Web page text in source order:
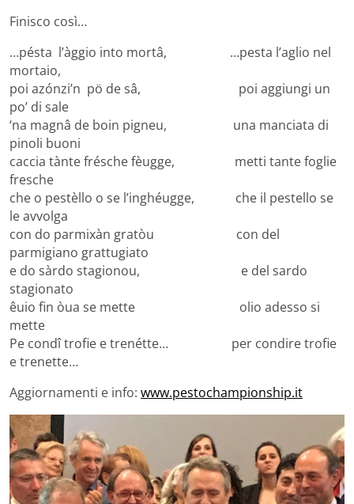
Finisco così…
…pésta l’àggio into mortâ, …pesta l’aglio nel
mortaio,
poi azónzi’n pö de sâ, poi aggiungi un
po’ di sale
‘na magnâ de boin pigneu, una manciata di
pinoli buoni
caccia tànte frésche fèugge, metti tante foglie
fresche
che o pestèllo o se l’inghéugge, che il pestello se
le avvolga
con do parmixàn gratòu con del
parmigiano grattugiato
e do sàrdo stagionou, e del sardo
stagionato
êuio fin òua se mette olio adesso si
mette
Pe condî trofie e trenétte… per condire trofie
e trenette…
Aggiornamenti e info: www.pestochampionship.it